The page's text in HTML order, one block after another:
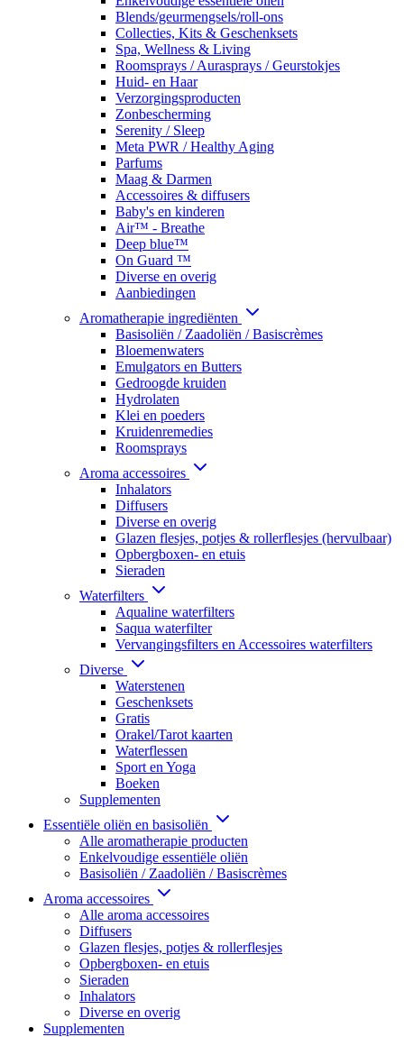
Blends/geurmengsels/roll-ons
Collecties, Kits & Geschenksets
Spa, Wellness & Living
Roomsprays / Aurasprays / Geurstokjes
Huid- en Haar
Verzorgingsproducten
Zonbescherming
Serenity / Sleep
Meta PWR / Healthy Aging
Parfums
Maag & Darmen
Accessoires & diffusers
Baby's en kinderen
Air™ - Breathe
Deep blue™
On Guard ™
Diverse en overig
Aanbiedingen
Aromatherapie ingrediënten
Basisoliën / Zaadoliën / Basiscrèmes
Bloemenwaters
Emulgators en Butters
Gedroogde kruiden
Hydrolaten
Klei en poeders
Kruidenremedies
Roomsprays
Aroma accessoires
Inhalators
Diffusers
Diverse en overig
Glazen flesjes, potjes & rollerflesjes (hervulbaar)
Opbergboxen- en etuis
Sieraden
Waterfilters
Aqualine waterfilters
Saqua waterfilter
Vervangingsfilters en Accessoires waterfilters
Diverse
Waterstenen
Geschenksets
Gratis
Orakel/Tarot kaarten
Waterflessen
Sport en Yoga
Boeken
Supplementen
Essentiële oliën en basisoliën
Alle aromatherapie producten
Enkelvoudige essentiële oliën
Basisoliën / Zaadoliën / Basiscrèmes
Aroma accessoires
Alle aroma accessoires
Diffusers
Glazen flesjes, potjes & rollerflesjes
Opbergboxen- en etuis
Sieraden
Inhalators
Diverse en overig
Supplementen